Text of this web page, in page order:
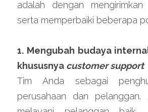
adalah dengan
serta memperbaiki beberapa
1. Mengubah budaya
khususnya customer support
Tim Anda sebagai
perusahaan dan